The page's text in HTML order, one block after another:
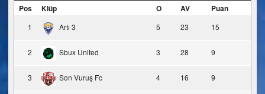
Pos
Klüp O AV Puan
1 Artı 3 5 23 15
2 Sbux United 3 28 9
3 Son Vuruş Fc 4 16 9